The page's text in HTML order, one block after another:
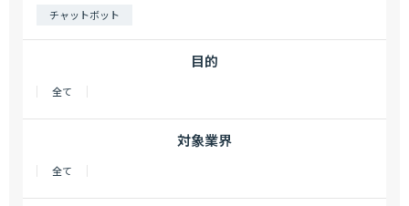
チャットボット
目的
全て
対象業界
全て